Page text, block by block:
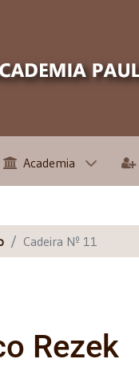
Academia
Cadeira Nº 11
Rezek